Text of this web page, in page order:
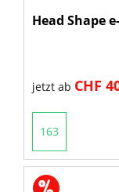
Head Shape
jetzt ab CHF
163